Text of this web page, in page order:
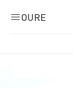
OURE